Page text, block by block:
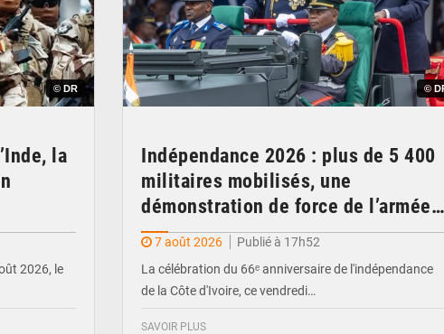
© DR
la
2026, le
©
Indépendance 2026 : plus de 5 400
militaires mobilisés, une
démonstration de force de l’armée
ivoirienne à Yopougon
7 août 2026
Publié à 17h52
La célébration du 66ᵉ anniversaire de l'indépendance
de la Côte d'Ivoire, ce vendredi…
SAVOIR PLUS